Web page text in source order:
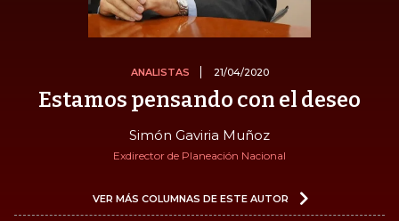
ANALISTAS 21/04/2020
Estamos pensando con el deseo
Simón Gaviria Muñoz
Exdirector de Planeación Nacional
VER MÁS COLUMNAS DE ESTE AUTOR